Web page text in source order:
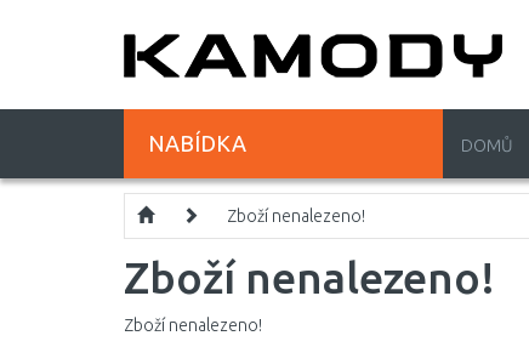
NABÍDKA DOMŮ
Zboží nenalezeno!
Zboží nenalezeno!
Zboží nenalezeno!